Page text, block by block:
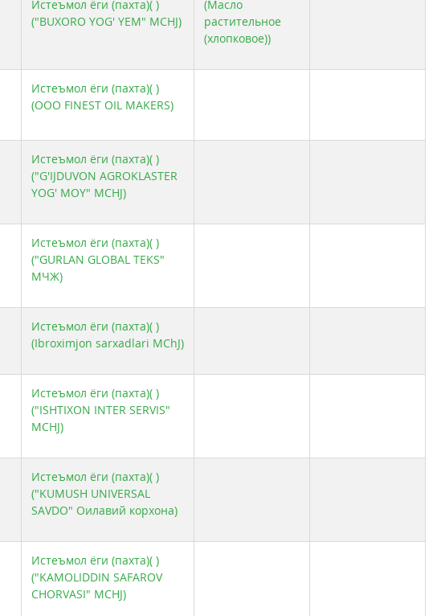
Истеъмол ёги (пахта)( )
("BUXORO YOG' YEM" MCHJ)
(Масло
растительное
(хлопковое))
Истеъмол ёги (пахта)( )
(ООО FINEST OIL MAKERS)
Истеъмол ёги (пахта)( )
("G'IJDUVON AGROKLASTER
YOG' MOY" MCHJ)
Истеъмол ёги (пахта)( )
("GURLAN GLOBAL TEKS"
МЧЖ)
Истеъмол ёги (пахта)( )
(Ibroximjon sarxadlari MChJ)
Истеъмол ёги (пахта)( )
("ISHTIXON INTER SERVIS"
MCHJ)
Истеъмол ёги (пахта)( )
("KUMUSH UNIVERSAL
SAVDO" Oилавий корхона)
Истеъмол ёги (пахта)( )
("KAMOLIDDIN SAFAROV
CHORVASI" MCHJ)